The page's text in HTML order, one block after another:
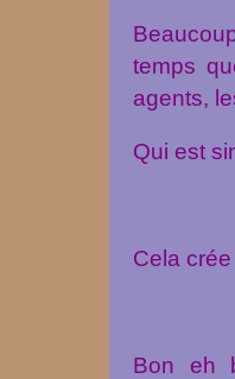
temps
agents,
Qui est
Cela
Bon eh